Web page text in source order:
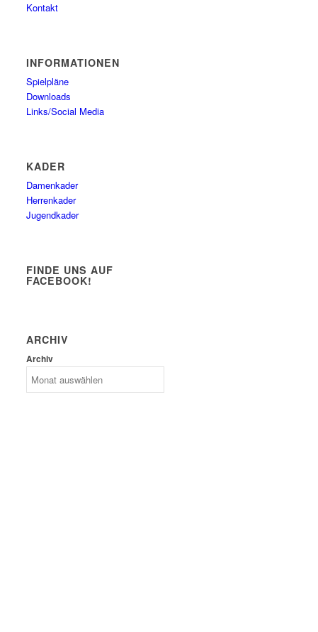
Kontakt
INFORMATIONEN
Spielpläne
Downloads
Links/Social Media
KADER
Damenkader
Herrenkader
Jugendkader
FINDE UNS AUF
FACEBOOK!
ARCHIV
Archiv